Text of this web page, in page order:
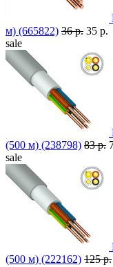
м) (665822) 36 р. 35 р.
sale
(500 м) (238798) 83 р.
sale
(500 м) (222162) 125 р.